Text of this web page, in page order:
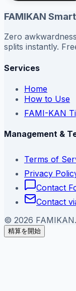
FAMIKAN Smart
Zero
splits instantly.
Services
Home
How to Use
FAMI-KAN
Management &
Terms of
Privacy
Contact
Contact
© 2026
精算を開始